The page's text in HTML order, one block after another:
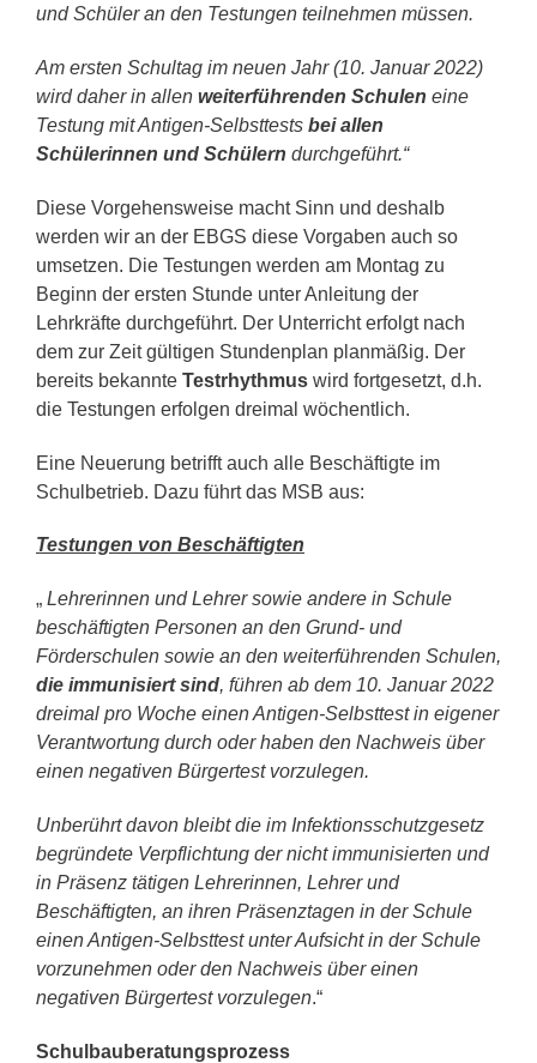
und Schüler an den Testungen teilnehmen müssen.
Am ersten Schultag im neuen Jahr (10. Januar 2022)
wird daher in allen weiterführenden Schulen eine
Testung mit Antigen-Selbsttests bei allen
Schülerinnen und Schülern durchgeführt.“
Diese Vorgehensweise macht Sinn und deshalb
werden wir an der EBGS diese Vorgaben auch so
umsetzen. Die Testungen werden am Montag zu
Beginn der ersten Stunde unter Anleitung der
Lehrkräfte durchgeführt. Der Unterricht erfolgt nach
dem zur Zeit gültigen Stundenplan planmäßig. Der
bereits bekannte Testrhythmus wird fortgesetzt, d.h.
die Testungen erfolgen dreimal wöchentlich.
Eine Neuerung betrifft auch alle Beschäftigte im
Schulbetrieb. Dazu führt das MSB aus:
Testungen von Beschäftigten
„ Lehrerinnen und Lehrer sowie andere in Schule
beschäftigten Personen an den Grund- und
Förderschulen sowie an den weiterführenden Schulen,
die immunisiert sind, führen ab dem 10. Januar 2022
dreimal pro Woche einen Antigen-Selbsttest in eigener
Verantwortung durch oder haben den Nachweis über
einen negativen Bürgertest vorzulegen.
Unberührt davon bleibt die im Infektionsschutzgesetz
begründete Verpflichtung der nicht immunisierten und
in Präsenz tätigen Lehrerinnen, Lehrer und
Beschäftigten, an ihren Präsenztagen in der Schule
einen Antigen-Selbsttest unter Aufsicht in der Schule
vorzunehmen oder den Nachweis über einen
negativen Bürgertest vorzulegen.“
Schulbauberatungsprozess